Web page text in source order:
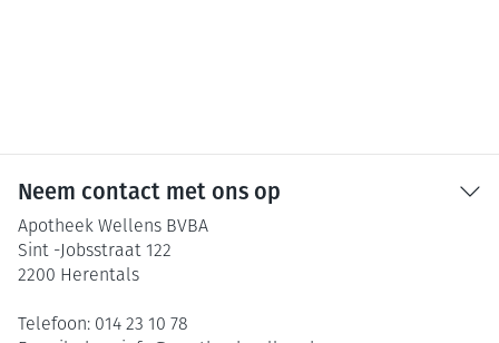
Neem contact met ons op
Apotheek Wellens BVBA
Sint -Jobsstraat 122
2200 Herentals
Telefoon: 014 23 10 78